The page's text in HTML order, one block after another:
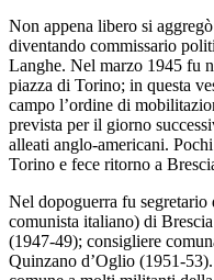
Non appena libero si
diventando commissario
Langhe. Nel marzo 1945 fu
piazza di Torino; in questa
campo l’ordine di
prevista per il giorno
alleati anglo-americani.
Torino e fece ritorno a
Nel dopoguerra fu
comunista italiano) di
(1947-49); consigliere
Quinzano d’Oglio (1951-